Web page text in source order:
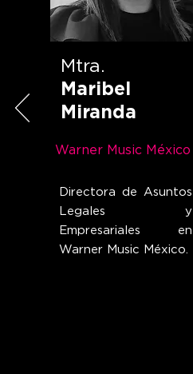
Directora de Asuntos
Legales y
Empresariales en
Warner Music México.
Mtra.
Maribel
Miranda
Warner Music México